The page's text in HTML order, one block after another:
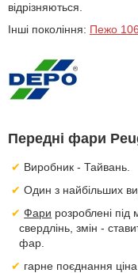
відрізняються.
Інші покоління: Пежо 106
Передні фари
Виробник - Тайвань.
Один з найбільших
Фари розроблені
свердлінь, змін -
фар.
гарне поєднання ціна